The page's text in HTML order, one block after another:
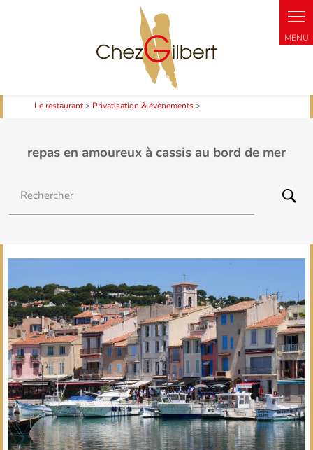
Le restaurant> Privatisation & évènements>
repas en amoureux à cassis au bord de mer
Rechercher
Panneau de gestion des cookies